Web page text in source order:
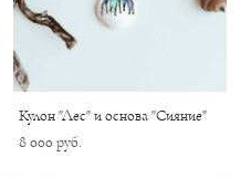
Кулон "Лес" и основа "Сияние"
8 000 pуб.